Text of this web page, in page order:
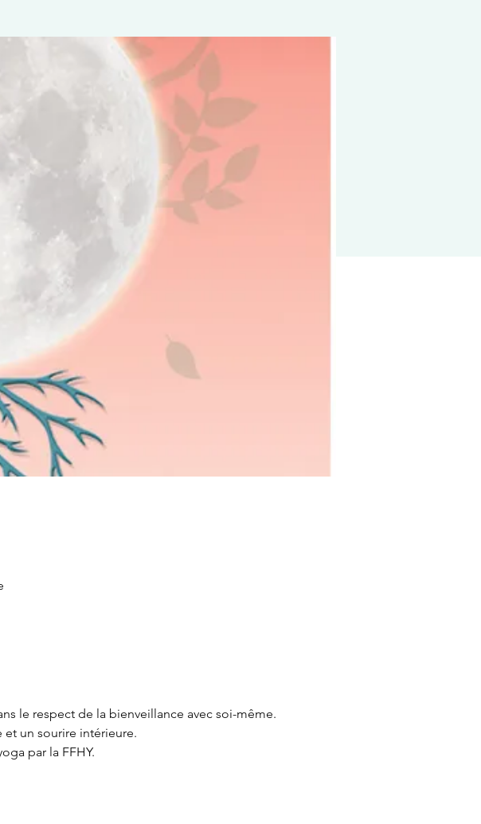
le respect de la bienveillance avec soi-même.
un sourire intérieure.
par la FFHY.